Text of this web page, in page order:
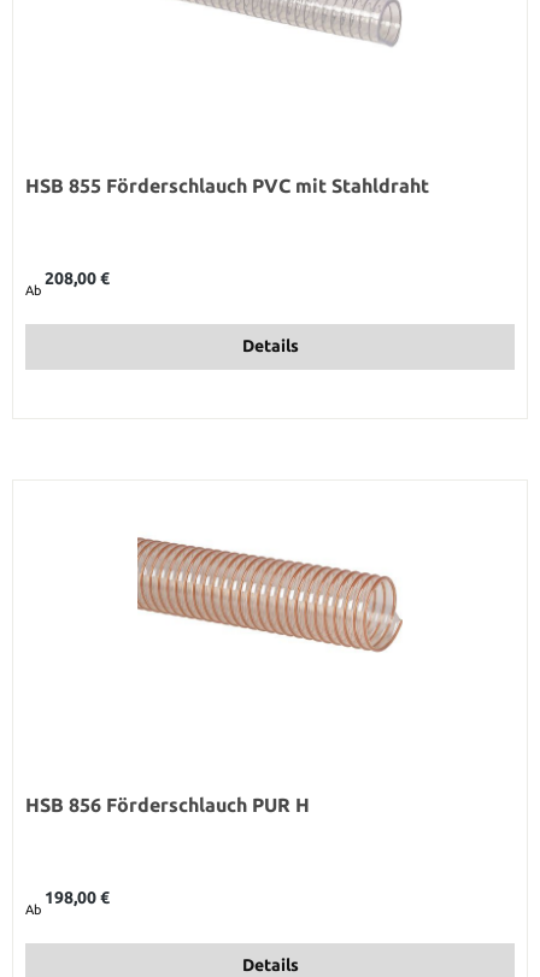
HSB 855 Förderschlauch PVC mit Stahldraht
Ab
208,00 €
Details
HSB 856 Förderschlauch PUR H
Ab
198,00 €
Details